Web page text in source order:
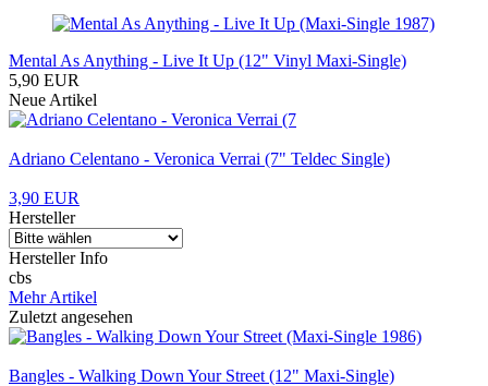
Mental As Anything - Live It Up (12" Vinyl Maxi-Single)
5,90 EUR
Neue Artikel
Adriano Celentano - Veronica Verrai (7" Teldec Single)
3,90 EUR
Hersteller
Hersteller Info
cbs
Mehr Artikel
Zuletzt angesehen
Bangles - Walking Down Your Street (12" Maxi-Single)